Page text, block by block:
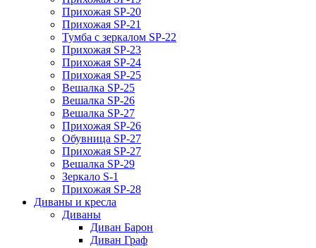
Прихожая SP-20
Прихожая SP-21
Тумба с зеркалом SP-22
Прихожая SP-23
Прихожая SP-24
Прихожая SP-25
Вешалка SP-25
Вешалка SP-26
Вешалка SP-27
Прихожая SP-26
Обувница SP-27
Прихожая SP-27
Вешалка SP-29
Зеркало S-1
Прихожая SP-28
Диваны и кресла
Диваны
Диван Барон
Диван Граф